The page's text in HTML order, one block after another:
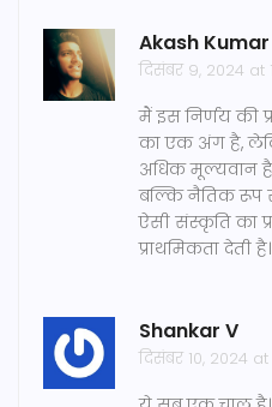
Akash Kumar
दिसंबर 9, 2024 at
मैं इस निर्णय की
का एक अंग है,
अधिक मूल्यवान
बल्कि नैतिक रूप
ऐसी संस्कृति का
प्राथमिकता देती है।
Shankar V
दिसंबर 10, 2024 at